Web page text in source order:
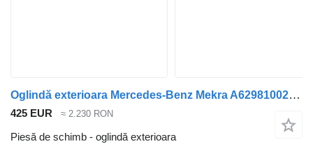
Oglindă exterioara Mercedes-Benz Mekra A6298100216 pentru autobuz Mercedes-Benz Tourismo Travego O580
425 EUR ≈ 2.230 RON
Piesă de schimb - oglindă exterioara